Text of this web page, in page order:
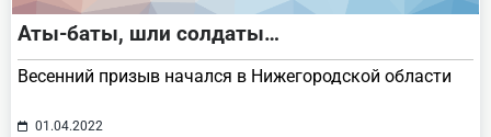
Аты-баты, шли солдаты…
Весенний призыв начался в Нижегородской области
01.04.2022